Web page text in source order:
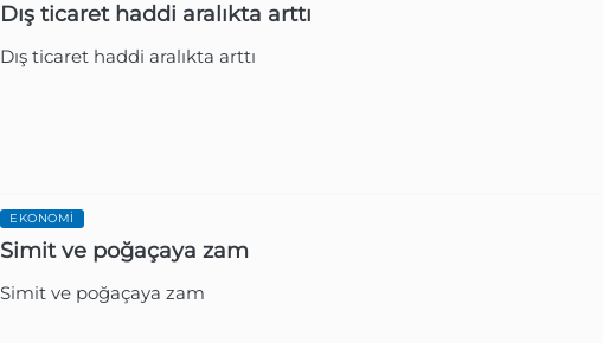
Gözlem Gazetesi
Dış ticaret haddi aralıkta arttı
Dış ticaret haddi aralıkta arttı
Gözlem Gazetesi
EKONOMI
Simit ve poğaçaya zam
Simit ve poğaçaya zam